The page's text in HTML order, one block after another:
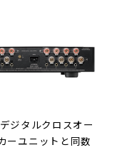
ジタルクロスオー
ーユニットと同数